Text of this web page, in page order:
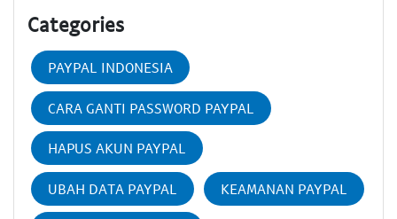
Categories
PAYPAL INDONESIA
CARA GANTI PASSWORD PAYPAL
HAPUS AKUN PAYPAL
UBAH DATA PAYPAL KEAMANAN PAYPAL